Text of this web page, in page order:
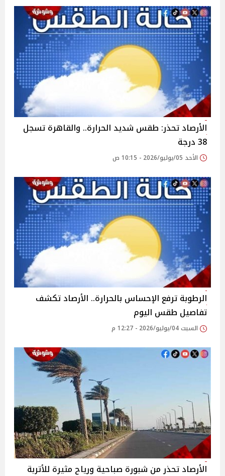
الأرصاد تحذر: طقس شديد الحرارة.. والقاهرة تسجل
38 درجة
الأحد 05/يوليو/2026 - 10:15 ص
الرطوبة ترفع الإحساس بالحرارة.. الأرصاد تكشف
تفاصيل طقس اليوم
السبت 04/يوليو/2026 - 12:27 م
الأرصاد تحذر من شبورة صباحية ورياح مثيرة للأتربة